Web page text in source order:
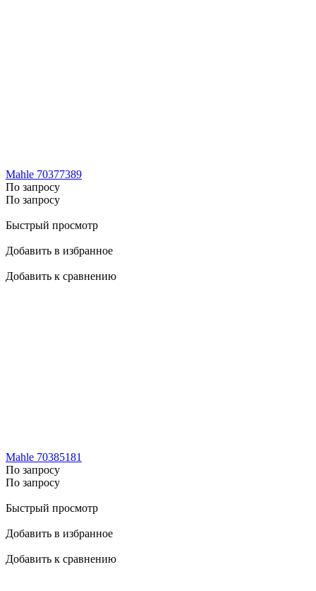
Mahle 70377389
По запросу
По запросу
Быстрый просмотр
Добавить в избранное
Добавить к сравнению
Mahle 70385181
По запросу
По запросу
Быстрый просмотр
Добавить в избранное
Добавить к сравнению